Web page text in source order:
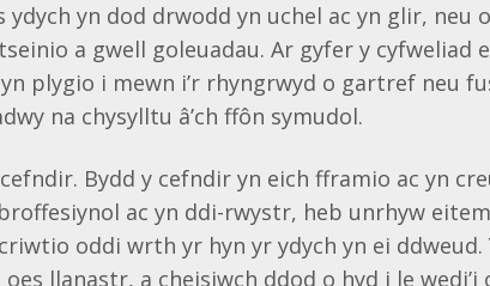
yn dod drwodd yn uchel ac yn glir, neu
a gwell goleuadau. Ar gyfer y cyfweliad
plygio i mewn i’r rhyngrwyd o gartref neu
na chysylltu â’ch ffôn symudol.
Bydd y cefndir yn eich fframio ac yn
ac yn ddi-rwystr, heb unrhyw
oddi wrth yr hyn yr ydych yn ei ddweud.
llanastr, a cheisiwch ddod o hyd i le wedi’i